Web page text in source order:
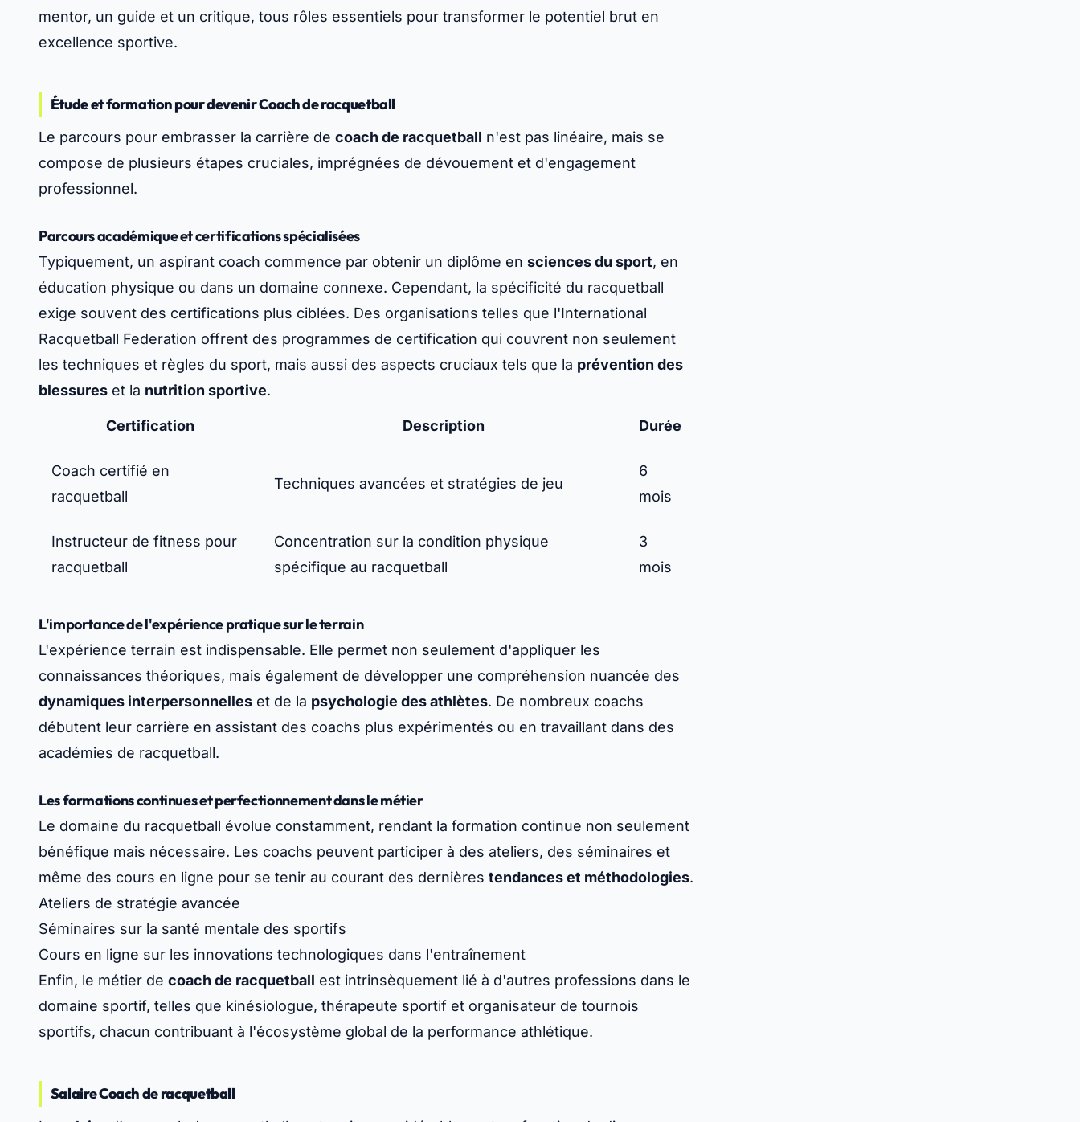
mentor, un guide et un critique, tous rôles essentiels pour transformer le potentiel brut en
excellence sportive.
Étude et formation pour devenir Coach de racquetball
Le parcours pour embrasser la carrière de coach de racquetball n'est pas linéaire, mais se
compose de plusieurs étapes cruciales, imprégnées de dévouement et d'engagement
professionnel.
Parcours académique et certifications spécialisées
Typiquement, un aspirant coach commence par obtenir un diplôme en sciences du sport, en
éducation physique ou dans un domaine connexe. Cependant, la spécificité du racquetball
exige souvent des certifications plus ciblées. Des organisations telles que l'International
Racquetball Federation offrent des programmes de certification qui couvrent non seulement
les techniques et règles du sport, mais aussi des aspects cruciaux tels que la prévention des
blessures et la nutrition sportive.
Certification Description Durée
Coach certifié en
racquetball
Techniques avancées et stratégies de jeu
6
mois
Instructeur de fitness pour
racquetball
Concentration sur la condition physique
spécifique au racquetball
3
mois
L'importance de l'expérience pratique sur le terrain
L'expérience terrain est indispensable. Elle permet non seulement d'appliquer les
connaissances théoriques, mais également de développer une compréhension nuancée des
dynamiques interpersonnelles et de la psychologie des athlètes. De nombreux coachs
débutent leur carrière en assistant des coachs plus expérimentés ou en travaillant dans des
académies de racquetball.
Les formations continues et perfectionnement dans le métier
Le domaine du racquetball évolue constamment, rendant la formation continue non seulement
bénéfique mais nécessaire. Les coachs peuvent participer à des ateliers, des séminaires et
même des cours en ligne pour se tenir au courant des dernières tendances et méthodologies.
Ateliers de stratégie avancée
Séminaires sur la santé mentale des sportifs
Cours en ligne sur les innovations technologiques dans l'entraînement
Enfin, le métier de coach de racquetball est intrinsèquement lié à d'autres professions dans le
domaine sportif, telles que kinésiologue, thérapeute sportif et organisateur de tournois
sportifs, chacun contribuant à l'écosystème global de la performance athlétique.
Salaire Coach de racquetball